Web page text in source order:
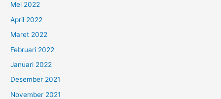
Mei 2022
April 2022
Maret 2022
Februari 2022
Januari 2022
Desember 2021
November 2021